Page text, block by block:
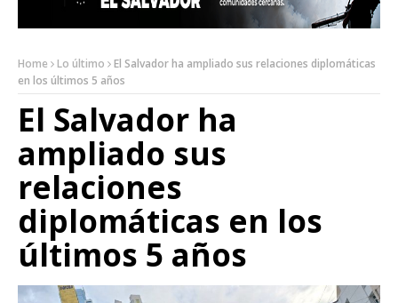
Home Lo último
El Salvador ha ampliado sus relaciones diplomáticas
en los últimos 5 años
El Salvador ha
ampliado sus
relaciones
diplomáticas en los
últimos 5 años